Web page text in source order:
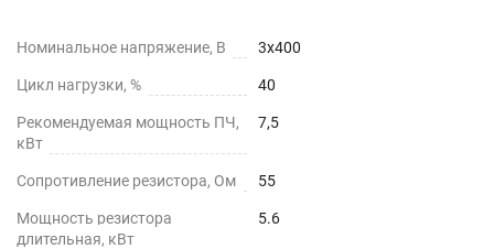
Номинальное напряжение, В 3х400
Цикл нагрузки, % 40
Рекомендуемая мощность ПЧ,
кВт
7,5
Сопротивление резистора, Ом 55
Мощность резистора
длительная, кВт
5.6